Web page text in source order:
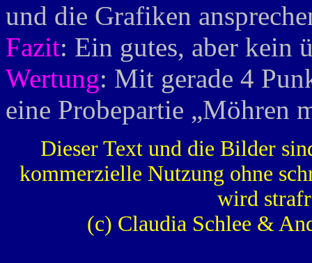
und die Grafiken
Fazit: Ein gutes, aber kein
Wertung: Mit gerade 4
eine Probepartie „Möhren
Dieser Text und die Bilder
kommerzielle Nutzung ohne
wird
(c) Claudia Schlee &